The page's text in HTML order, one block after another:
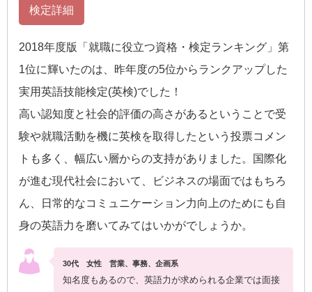
検定詳細
2018年度版「就職に役立つ資格・検定ランキング」第
1位に輝いたのは、昨年度の5位からランクアップした
実用英語技能検定(英検)でした！
高い認知度と社会的評価の高さがあるということで受
験や就職活動を機に英検を取得したという投票コメン
トも多く、幅広い層からの支持がありました。国際化
が進む現代社会において、ビジネスの場面ではもちろ
ん、日常的なコミュニケーション力向上のためにも自
身の英語力を磨いてみてはいかがでしょうか。
30代 女性 営業、事務、企画系
知名度もあるので、英語力が求められる企業では面接